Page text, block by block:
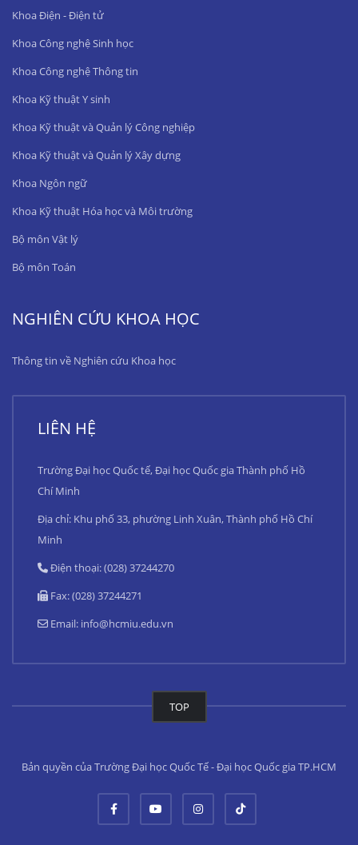
Khoa Điện - Điện tử
Khoa Công nghệ Sinh học
Khoa Công nghệ Thông tin
Khoa Kỹ thuật Y sinh
Khoa Kỹ thuật và Quản lý Công nghiệp
Khoa Kỹ thuật và Quản lý Xây dựng
Khoa Ngôn ngữ
Khoa Kỹ thuật Hóa học và Môi trường
Bộ môn Vật lý
Bộ môn Toán
NGHIÊN CỨU KHOA HỌC
Thông tin về Nghiên cứu Khoa học
LIÊN HỆ
Trường Đại học Quốc tế, Đại học Quốc gia Thành phố Hồ
Chí Minh
Địa chỉ: Khu phố 33, phường Linh Xuân, Thành phố Hồ Chí
Minh
Điện thoại: (028) 37244270
Fax: (028) 37244271
Email: info@hcmiu.edu.vn
TOP
Bản quyền của Trường Đại học Quốc Tế - Đại học Quốc gia TP.HCM